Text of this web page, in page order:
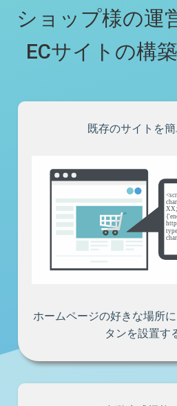
ショップ様の運
ECサイトの構
既存のサイトを
ホームページの好きな場所
タンを設置す